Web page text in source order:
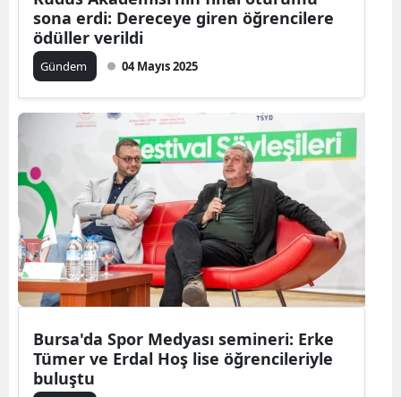
sona erdi: Dereceye giren öğrencilere
ödüller verildi
Gündem 04 Mayıs 2025
Bursa'da Spor Medyası semineri: Erke
Tümer ve Erdal Hoş lise öğrencileriyle
buluştu